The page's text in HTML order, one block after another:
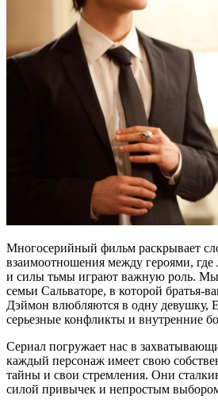
Многосерийный фильм раскрывает
взаимоотношения между героями, где
и силы тьмы играют важную роль. Мы
семьи Сальваторе, в которой братья-
Дэймон влюбляются в одну девушку,
серьезные конфликты и внутренние
Сериал погружает нас в
каждый персонаж имеет свою
тайны и свои стремления. Они
силой привычек и непростым